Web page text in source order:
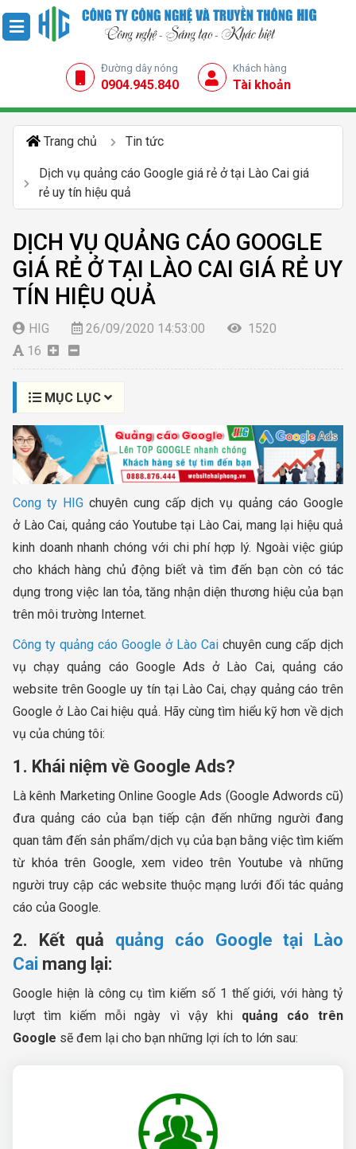
Đường dây nóng
0904.945.840
Khách hàng
Tài khoản
Trang chủ Tin tức
Dịch vụ quảng cáo Google giá rẻ ở tại Lào Cai giá
rẻ uy tín hiệu quả
DỊCH VỤ QUẢNG CÁO GOOGLE
GIÁ RẺ Ở TẠI LÀO CAI GIÁ RẺ UY
TÍN HIỆU QUẢ
HIG 26/09/2020 14:53:00
1520
16
MỤC LỤC
Cong ty HIGchuyên cung cấp dịch vụ quảng cáo Google
ở Lào Cai, quảng cáo Youtube tại Lào Cai, mang lại hiệu quả
kinh doanh nhanh chóng với chi phí hợp lý. Ngoài việc giúp
cho khách hàng chủ động biết và tìm đến bạn còn có tác
dụng trong việc lan tỏa, tăng nhận diện thương hiệu của bạn
trên môi trường Internet.
Công ty quảng cáo Google ở Lào Cai chuyên cung cấp dịch
vụ chạy quảng cáo Google Ads ở Lào Cai, quảng cáo
website trên Google uy tín tại Lào Cai, chạy quảng cáo trên
Google ở Lào Cai hiệu quả. Hãy cùng tìm hiểu kỹ hơn về dịch
vụ của chúng tôi:
1. Khái niệm về Google Ads?
Là kênh Marketing Online Google Ads (Google Adwords cũ)
đưa quảng cáo của bạn tiếp cận đến những người đang
quan tâm đến sản phẩm/dịch vụ của bạn bằng việc tìm kiếm
từ khóa trên Google, xem video trên Youtube và những
người truy cập các website thuộc mạng lưới đối tác quảng
cáo của Google.
2. Kết quả quảng cáo Google tại Lào
Cai mang lại:
Google hiện là công cụ tìm kiếm số 1 thế giới, với hàng tỷ
lượt tìm kiếm mỗi ngày vì vậy khi quảng cáo trên
Google sẽ đem lại cho bạn những lợi ích to lớn sau: